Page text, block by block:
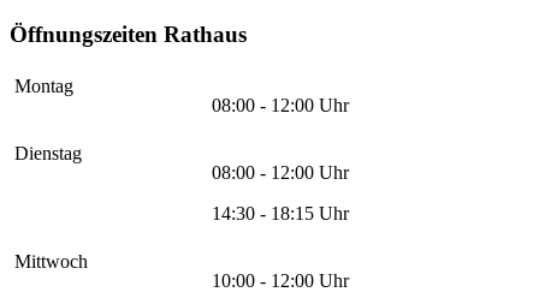
Öffnungszeiten Rathaus
Montag
08:00 - 12:00 Uhr
Dienstag
08:00 - 12:00 Uhr
14:30 - 18:15 Uhr
Mittwoch
10:00 - 12:00 Uhr